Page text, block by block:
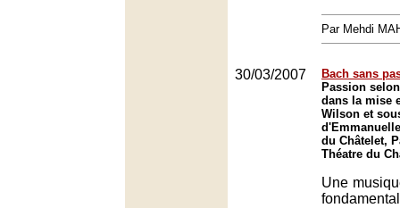
Par Mehdi
30/03/2007
Bach sans
Passion
dans la mise
Wilson et
du Châtelet,
Théatre du
Une